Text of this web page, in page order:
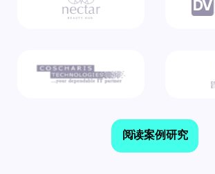
阅读案例研究